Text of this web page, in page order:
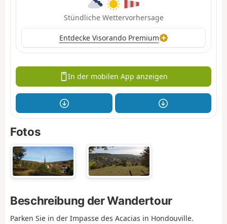
Stündliche Wettervorhersage
Entdecke Visorando Premium
In der mobilen App anzeigen
Fotos
Beschreibung der Wandertour
Parken Sie in der Impasse des Acacias in Hondouville.